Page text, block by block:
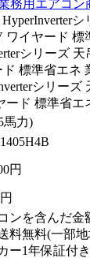
務用エアコン
ワイヤード
シリーズ
標準省エネ
馬力)
円
ンを含んだ金
料無料(一部
ー1年保証付き